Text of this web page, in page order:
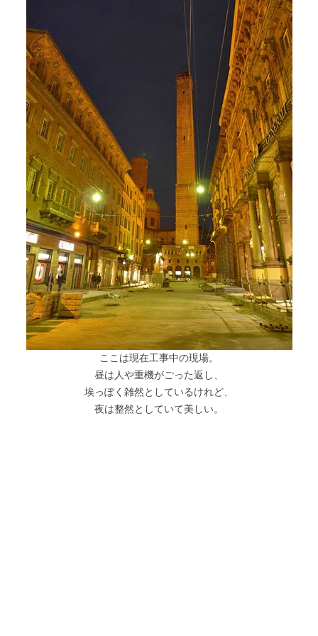
ここは現在工事中の現場。
昼は人や重機がごった返し、
埃っぽく雑然としているけれど、
夜は整然としていて美しい。